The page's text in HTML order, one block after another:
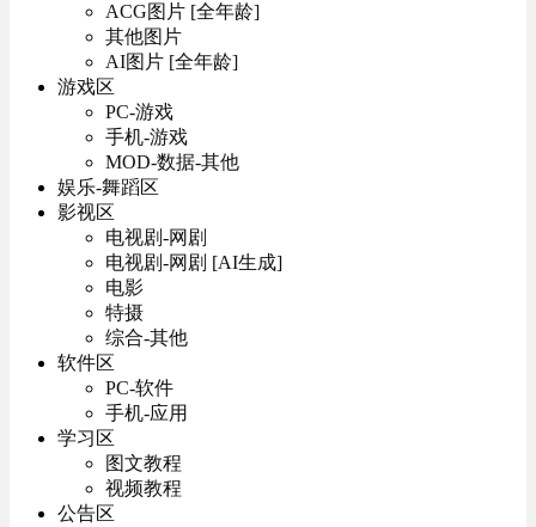
ACG图片 [全年龄]
其他图片
AI图片 [全年龄]
游戏区
PC-游戏
手机-游戏
MOD-数据-其他
娱乐-舞蹈区
影视区
电视剧-网剧
电视剧-网剧 [AI生成]
电影
特摄
综合-其他
软件区
PC-软件
手机-应用
学习区
图文教程
视频教程
公告区